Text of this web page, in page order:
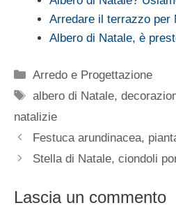
Arredare il terrazzo per
Albero di Natale, è
Categorie
Arredo e Progettazione
Tag
albero di Natale,
natalizie
Festuca arundinacea,
Stella di Natale, ciondoli
Lascia un commento